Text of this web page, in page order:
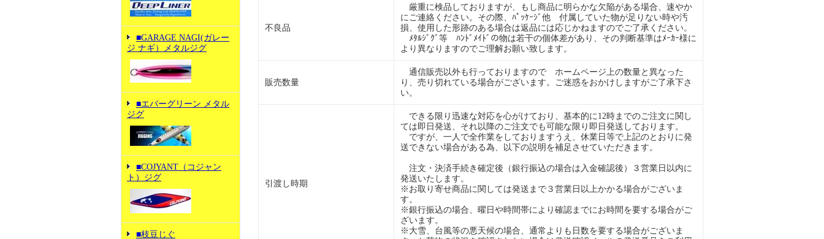
■GARAGE NAGI(ガレー
ジ ナギ）メタルジグ
■エバーグリーン メタル
ジグ
■COJYANT（コジャン
ト）ジグ
■枝豆じぐ
不良品
厳重に検品しておりますが、もし商品に明らかな欠陥がある場合、速やか
にご連絡ください。その際、ﾊﾟｯｹｰｼﾞ他 付属していた物が足りない時や汚
損、使用した形跡のある場合は返品には応じかねますのでご了承ください。
ﾒﾀﾙｼﾞｸﾞ等 ﾊﾝﾄﾞﾒｲﾄﾞの物は若干の個体差があり、その判断基準はﾒｰｶｰ様に
より異なりますのでご理解お願い致します。
販売数量
通信販売以外も行っておりますので ホームページ上の数量と異なった
り、売り切れている場合がございます。ご迷惑をおかけしますがご了承下さ
い。
引渡し時期
できる限り迅速な対応を心がけており、基本的に12時までのご注文に関し
ては即日発送、それ以降のご注文でも可能な限り即日発送しております。
ですが、一人で全作業をしておりますうえ、休業日等で上記のとおりに発
送できない場合がある為、以下の説明を補足させていただきます。
注文・決済手続き確定後（銀行振込の場合は入金確認後）３営業日以内に
発送いたします。
※お取り寄せ商品に関しては発送まで３営業日以上かかる場合がございま
す。
※銀行振込の場合、曜日や時間帯により確認までにお時間を要する場合がご
ざいます。
※大雪、台風等の悪天候の場合、通常よりも日数を要する場合がございま